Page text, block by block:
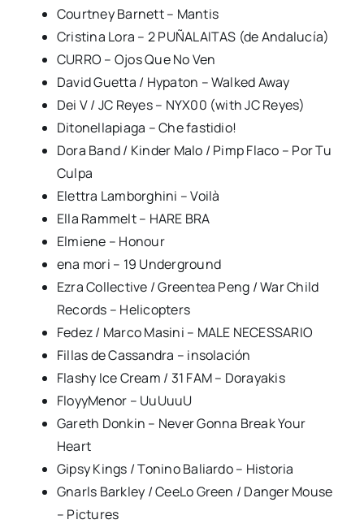
Courtney Barnett – Mantis
Cristina Lora – 2 PUÑALAITAS (de Andalucía)
CURRO – Ojos Que No Ven
David Guetta / Hypaton – Walked Away
Dei V / JC Reyes – NYX00 (with JC Reyes)
Ditonellapiaga – Che fastidio!
Dora Band / Kinder Malo / Pimp Flaco – Por Tu
Culpa
Elettra Lamborghini – Voilà
Ella Rammelt – HARE BRA
Elmiene – Honour
ena mori – 19 Underground
Ezra Collective / Greentea Peng / War Child
Records – Helicopters
Fedez / Marco Masini – MALE NECESSARIO
Fillas de Cassandra – insolación
Flashy Ice Cream / 31 FAM – Dorayakis
FloyyMenor – UuUuuU
Gareth Donkin – Never Gonna Break Your
Heart
Gipsy Kings / Tonino Baliardo – Historia
Gnarls Barkley / CeeLo Green / Danger Mouse
– Pictures